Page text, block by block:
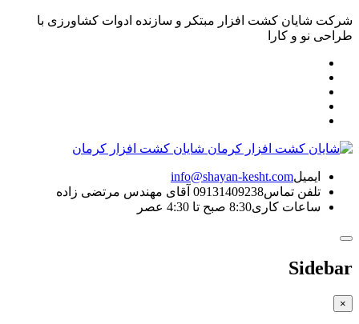
شرکت شایان کشت افزار مبتکر و سازنده ادوات کشاورزی با
طراحی نو و کارا
شایان کشت افزار کرمان
ایمیلinfo@shayan-kesht.com
تلفن تماس09131409238 آقای مهندس مرتضی زاده
ساعات کاری8:30 صبح تا 4:30 عصر
Sidebar
×